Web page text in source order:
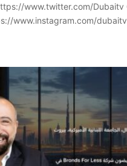
www.twitter.com/Dubaitv
www.instagram.com/dubaitv